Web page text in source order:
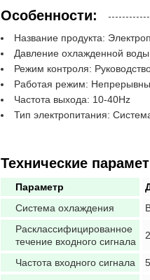
Особенности:
Название продукта:
Давление охлажденной
Режим контроля:
Работая режим:
Частота выхода: 10-40Hz
Тип электропитания:
Технические
Параметр
Система охлаждения
Расклассифицированное
течение входного сигнала
Частота входного сигнала